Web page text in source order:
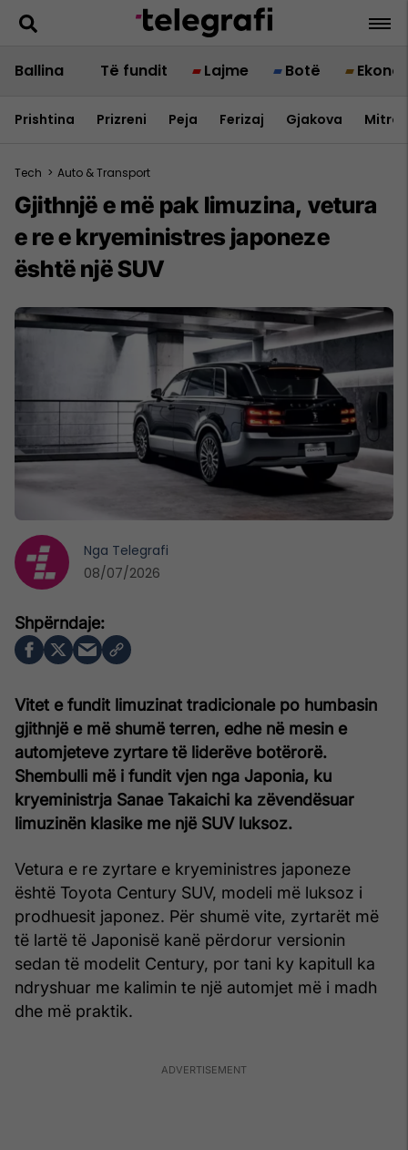
Ballina Të fundit Lajme Botë
Prishtina Prizreni Peja Ferizaj Gjakova
Tech > Auto & Transport
Gjithnjë e më pak limuzina, vetura
e re e kryeministres japoneze
është një SUV
Vitet e fundit limuzinat tradicionale po humbasin
gjithnjë e më shumë terren, edhe në mesin e
automjeteve zyrtare të liderëve botërorë.
Shembulli më i fundit vjen nga Japonia, ku
kryeministrja Sanae Takaichi ka zëvendësuar
limuzinën klasike me një SUV luksoz.
Vetura e re zyrtare e kryeministres japoneze
është Toyota Century SUV, modeli më luksoz i
prodhuesit japonez. Për shumë vite, zyrtarët më
të lartë të Japonisë kanë përdorur versionin
sedan të modelit Century, por tani ky kapitull ka
ndryshuar me kalimin te një automjet më i madh
dhe më praktik.
Nga Telegrafi
08/07/2026